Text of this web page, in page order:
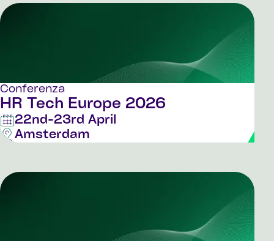
Conferenza
HR Tech Europe 2026
22nd-23rd April
Amsterdam